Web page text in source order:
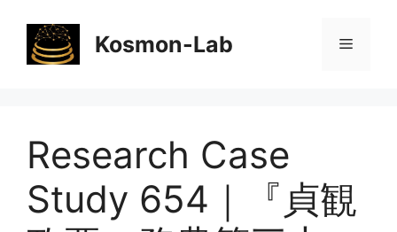
Kosmon-Lab メ
Research Case
Study 654｜『貞観